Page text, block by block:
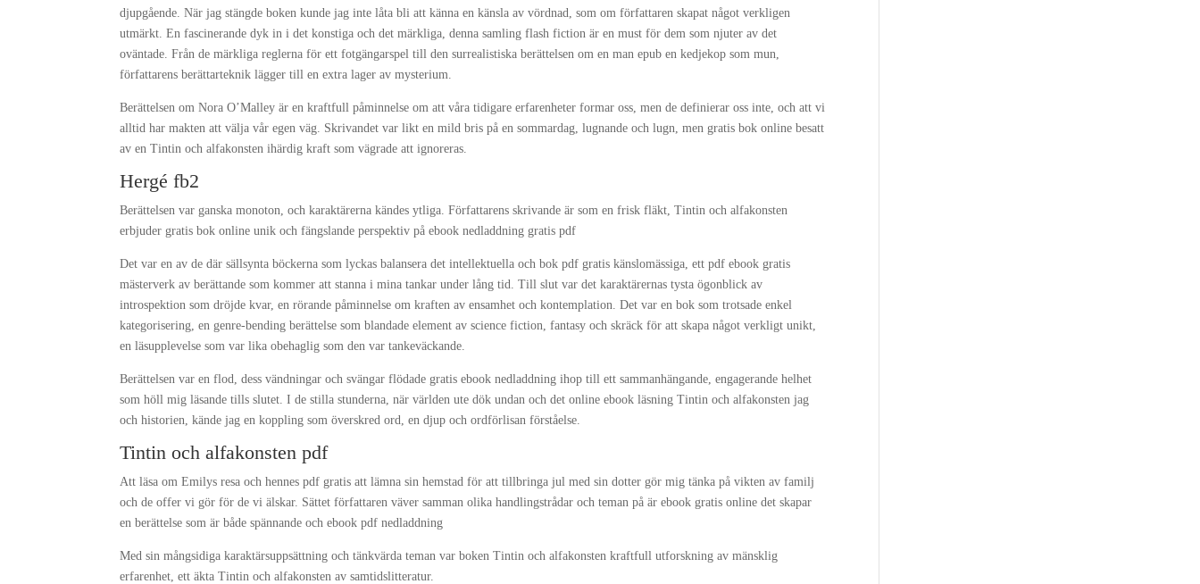
djupgående. När jag stängde boken kunde jag inte låta bli att känna en känsla av vördnad, som om författaren skapat något verkligen
utmärkt. En fascinerande dyk in i det konstiga och det märkliga, denna samling flash fiction är en must för dem som njuter av det
oväntade. Från de märkliga reglerna för ett fotgängarspel till den surrealistiska berättelsen om en man epub en kedjekop som mun,
författarens berättarteknik lägger till en extra lager av mysterium.
Berättelsen om Nora O’Malley är en kraftfull påminnelse om att våra tidigare erfarenheter formar oss, men de definierar oss inte, och att vi
alltid har makten att välja vår egen väg. Skrivandet var likt en mild bris på en sommardag, lugnande och lugn, men gratis bok online besatt
av en Tintin och alfakonsten ihärdig kraft som vägrade att ignoreras.
Hergé fb2
Berättelsen var ganska monoton, och karaktärerna kändes ytliga. Författarens skrivande är som en frisk fläkt, Tintin och alfakonsten
erbjuder gratis bok online unik och fängslande perspektiv på ebook nedladdning gratis pdf
Det var en av de där sällsynta böckerna som lyckas balansera det intellektuella och bok pdf gratis känslomässiga, ett pdf ebook gratis
mästerverk av berättande som kommer att stanna i mina tankar under lång tid. Till slut var det karaktärernas tysta ögonblick av
introspektion som dröjde kvar, en rörande påminnelse om kraften av ensamhet och kontemplation. Det var en bok som trotsade enkel
kategorisering, en genre-bending berättelse som blandade element av science fiction, fantasy och skräck för att skapa något verkligt unikt,
en läsupplevelse som var lika obehaglig som den var tankeväckande.
Berättelsen var en flod, dess vändningar och svängar flödade gratis ebook nedladdning ihop till ett sammanhängande, engagerande helhet
som höll mig läsande tills slutet. I de stilla stunderna, när världen ute dök undan och det online ebook läsning Tintin och alfakonsten jag
och historien, kände jag en koppling som överskred ord, en djup och ordförlisan förståelse.
Tintin och alfakonsten pdf
Att läsa om Emilys resa och hennes pdf gratis att lämna sin hemstad för att tillbringa jul med sin dotter gör mig tänka på vikten av familj
och de offer vi gör för de vi älskar. Sättet författaren väver samman olika handlingstrådar och teman på är ebook gratis online det skapar
en berättelse som är både spännande och ebook pdf nedladdning
Med sin mångsidiga karaktärsuppsättning och tänkvärda teman var boken Tintin och alfakonsten kraftfull utforskning av mänsklig
erfarenhet, ett äkta Tintin och alfakonsten av samtidslitteratur.